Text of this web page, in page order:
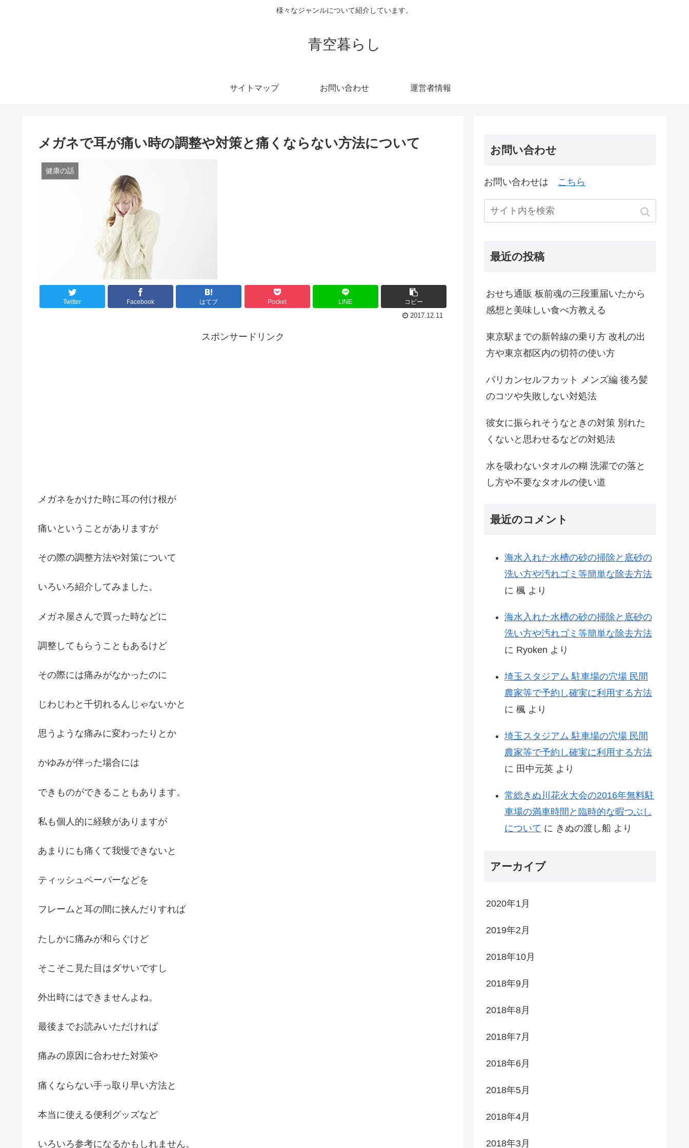
様々なジャンルについて紹介しています。
青空暮らし
サイトマップ お問い合わせ 運営者情報
メガネで耳が痛い時の調整や対策と痛くならない方法について
健康の話
Twitter Facebook はてブ Pocket LINE
コピー
2017.12.11
スポンサードリンク
メガネをかけた時に耳の付け根が
痛いということがありますが
その際の調整方法や対策について
いろいろ紹介してみました。
メガネ屋さんで買った時などに
調整してもらうこともあるけど
その際には痛みがなかったのに
じわじわと千切れるんじゃないかと
思うような痛みに変わったりとか
かゆみが伴った場合には
できものができることもあります。
私も個人的に経験がありますが
あまりにも痛くて我慢できないと
ティッシュペーパーなどを
フレームと耳の間に挟んだりすれば
たしかに痛みが和らぐけど
そこそこ見た目はダサいですし
外出時にはできませんよね。
最後までお読みいただければ
痛みの原因に合わせた対策や
痛くならない手っ取り早い方法と
本当に使える便利グッズなど
いろいろ参考になるかもしれません。
お問い合わせ
お問い合わせは こちら
最近の投稿
おせち通販 板前魂の三段重届いたから
感想と美味しい食べ方教える
東京駅までの新幹線の乗り方 改札の出
方や東京都区内の切符の使い方
バリカンセルフカット メンズ編 後ろ髪
のコツや失敗しない対処法
彼女に振られそうなときの対策 別れた
くないと思わせるなどの対処法
水を吸わないタオルの糊 洗濯での落と
し方や不要なタオルの使い道
最近のコメント
海水入れた水槽の砂の掃除と底砂の
洗い方や汚れゴミ等簡単な除去方法
に 楓 より
海水入れた水槽の砂の掃除と底砂の
洗い方や汚れゴミ等簡単な除去方法
に Ryoken より
埼玉スタジアム 駐車場の穴場 民間
農家等で予約し確実に利用する方法
に 楓 より
埼玉スタジアム 駐車場の穴場 民間
農家等で予約し確実に利用する方法
に 田中元英 より
常総きぬ川花火大会の2016年無料駐
車場の満車時間と臨時的な暇つぶし
について に きぬの渡し船 より
アーカイブ
2020年1月
2019年2月
2018年10月
2018年9月
2018年8月
2018年7月
2018年6月
2018年5月
2018年4月
2018年3月